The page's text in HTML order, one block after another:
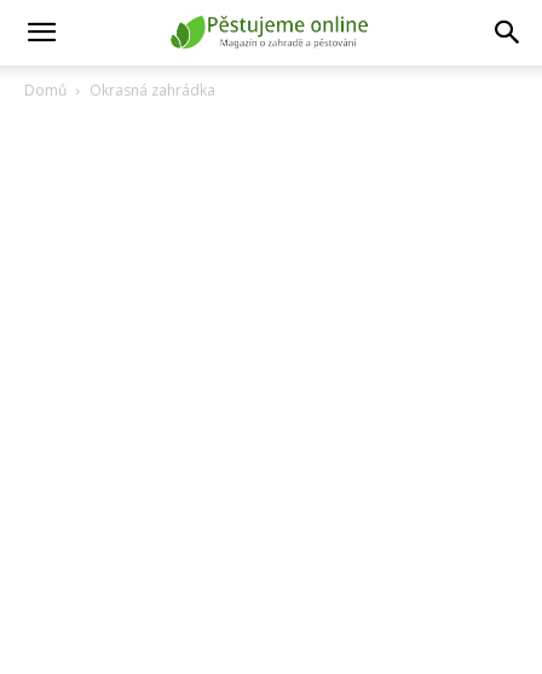
Domů Okrasná zahrádka